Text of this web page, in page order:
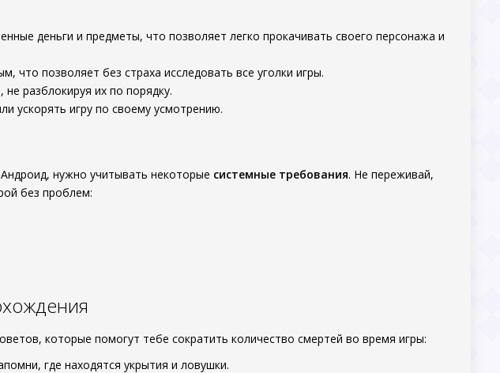
деньги и предметы, что позволяет легко прокачивать своего персонажа и
что позволяет без страха исследовать все уголки игры.
разблокируя их по порядку.
ускорять игру по своему усмотрению.
нужно учитывать некоторые системные требования. Не переживай,
без проблем:
которые помогут тебе сократить количество смертей во время игры:
где находятся укрытия и ловушки.